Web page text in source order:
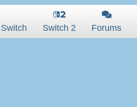
Switch Switch 2 Forums